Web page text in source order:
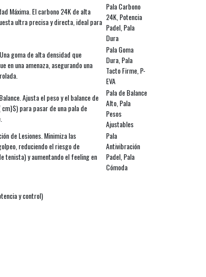
Máxima. El carbono 24K de alta
ultra precisa y directa, ideal para
Pala Carbono
24K, Potencia
Padel, Pala
Dura
goma de alta densidad que
en una amenaza, asegurando una
Pala Goma
Dura, Pala
Tacto Firme, P-
EVA
Ajusta el peso y el balance de
para pasar de una pala de
Pala de Balance
Alto, Pala
Pesos
Ajustables
de Lesiones. Minimiza las
reduciendo el riesgo de
tenista) y aumentando el feeling en
Pala
Antivibración
Padel, Pala
Cómoda
y control)